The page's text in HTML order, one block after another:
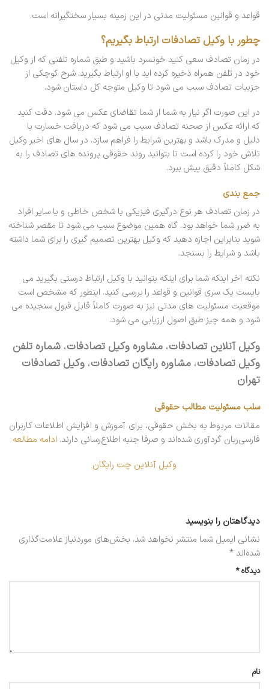
قواعد و قوانین مسئولیت مدنی در این زمینه بسیار سختگیرانه است.
چطور با وکیل تصادفات ارتباط بگیریم؟
در زمان تصادف سعی کنید خونسرد باشید و طبق شماره تلفنی که از وکیل
خود در تلفن همراه ذخیره کرده اید با او ارتباط بگیرید. شرح کوچکی از
جزییات تصادف سبب می شود تا وکیل متوجه کل داستان شود.
در این صورت اگر نیاز به شما از شما تقاضای عکس می شود. دقت کنید
که ارائه عکس از صحنه تصادف سبب می شود که دریافت خسارت با
دلیل و مدرک باشد و بهترین شرایط را فراهم سازد. در سال های اخیر وکیل
تلاش خود را کرده است تا بتوانید روند حقوقی پرونده های تصادف را به
شکل کاملاً دقیق پیش ببرد.
جمع بندی
در زمان تصادف هر نوع درگیری فیزیکی با شخص خاطی و یا سایر افراد
به ضرر شما خواهد بود. گاه همین موضوع سبب می شود تا مقصر شناخته
شوید بنابراین اجازه دهید که وکیل بهترین تصمیم گیری را برای شما داشته
باشد و شرایط را بسنجد.
نکته آخر اینکه شما برای اینکه بتوانید با وکیل ارتباط درستی بگیرید می
بایست یک سری قوانین و قواعد را بررسی کنید. اینطور که مشخص است
موقعیت مسئولیت های مدتی نیز به صورت کاملاً قابل قبول سنجیده می
شود و همه چیز طبق اصول ارزیابی می شود.
وکیل آنلاین تصادفات، مشاوره وکیل تصادفات، شماره تلفن
وکیل تصادفات، مشاوره رایگان تصادفات، وکیل تصادفات
تهران
سلب مسئولیت مطالب حقوقی
مقالات مربوط به بخش حقوقی، برای آموزش و افزایش اطلاعات کاربران
فارسی‌زبان گردآوری شده‌اند و صرفا جنبه اطلاع‌رسانی دارند. ادامه مطالعه
وکیل آنلاین چت رایگان
دیدگاهتان را بنویسید
نشانی ایمیل شما منتشر نخواهد شد. بخش‌های موردنیاز علامت‌گذاری
شده‌اند*
دیدگاه*
نام